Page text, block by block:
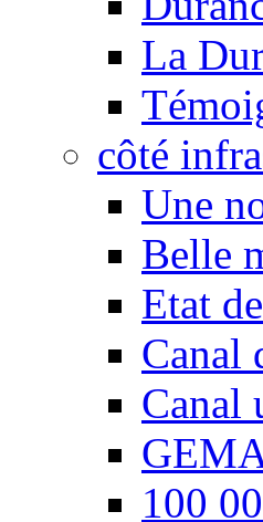
La
côté
Une
Belle
Etat
Canal
Canal
100